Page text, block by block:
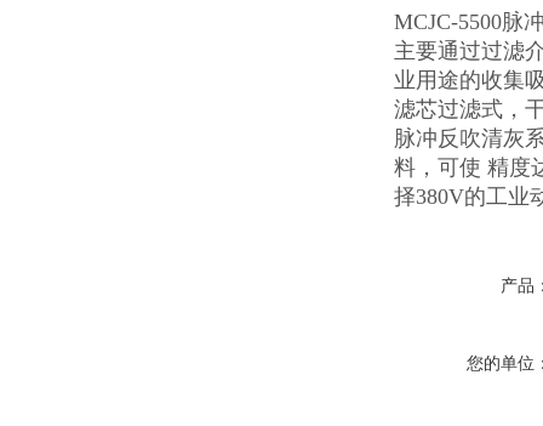
MCJC-5500脉
主要通过过滤
业用途的收集
滤芯过滤式，
脉冲反吹清灰
料，可使 精度
择380V的工业
产品
您的单位